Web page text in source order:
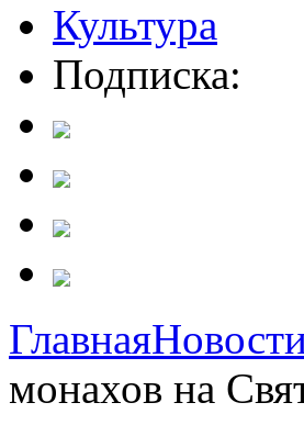
Культура
Подписка:
Главная
монахов на